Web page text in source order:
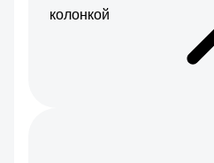
колонкой